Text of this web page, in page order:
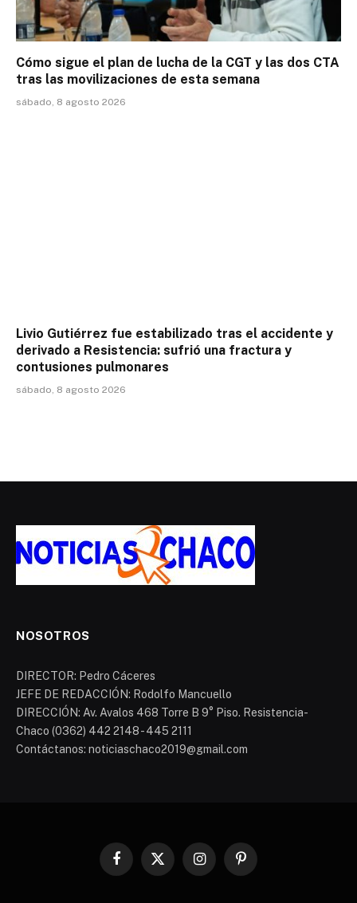
Cómo sigue el plan de lucha de la CGT y las dos CTA
tras las movilizaciones de esta semana
sábado, 8 agosto 2026
Livio Gutiérrez fue estabilizado tras el accidente y
derivado a Resistencia: sufrió una fractura y
contusiones pulmonares
sábado, 8 agosto 2026
NOSOTROS
DIRECTOR: Pedro Cáceres
JEFE DE REDACCIÓN: Rodolfo Mancuello
DIRECCIÓN: Av. Avalos 468 Torre B 9° Piso. Resistencia-
Chaco (0362) 442 2148 - 445 2111
Contáctanos: noticiaschaco2019@gmail.com
Facebook
X
InstagramPinterest